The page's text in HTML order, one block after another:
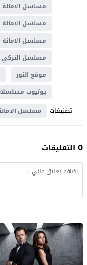
مسلسل الامانة الحلقة
مسلسل الامانة
مسلسل الامانة حلقة
مسلسل التركي
موقع النور
يوتيوب مسلسلات
تصنيفات مسلسل
0 التعليقات